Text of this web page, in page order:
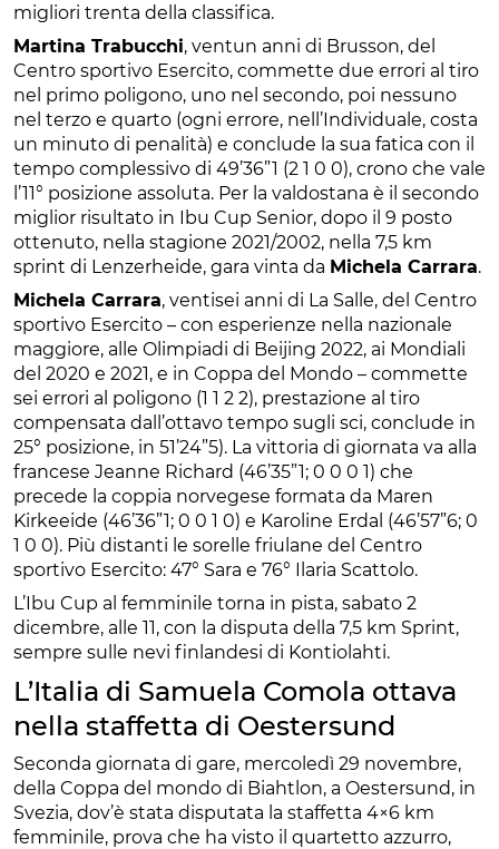
migliori trenta della classifica.
Martina Trabucchi, ventun anni di Brusson, del
Centro sportivo Esercito, commette due errori al tiro
nel primo poligono, uno nel secondo, poi nessuno
nel terzo e quarto (ogni errore, nell’Individuale, costa
un minuto di penalità) e conclude la sua fatica con il
tempo complessivo di 49’36”1 (2 1 0 0), crono che vale
l’11° posizione assoluta. Per la valdostana è il secondo
miglior risultato in Ibu Cup Senior, dopo il 9 posto
ottenuto, nella stagione 2021/2002, nella 7,5 km
sprint di Lenzerheide, gara vinta da Michela Carrara.
Michela Carrara, ventisei anni di La Salle, del Centro
sportivo Esercito – con esperienze nella nazionale
maggiore, alle Olimpiadi di Beijing 2022, ai Mondiali
del 2020 e 2021, e in Coppa del Mondo – commette
sei errori al poligono (1 1 2 2), prestazione al tiro
compensata dall’ottavo tempo sugli sci, conclude in
25° posizione, in 51’24”5). La vittoria di giornata va alla
francese Jeanne Richard (46’35”1; 0 0 0 1) che
precede la coppia norvegese formata da Maren
Kirkeeide (46’36”1; 0 0 1 0) e Karoline Erdal (46’57”6; 0
1 0 0). Più distanti le sorelle friulane del Centro
sportivo Esercito: 47° Sara e 76° Ilaria Scattolo.
L’Ibu Cup al femminile torna in pista, sabato 2
dicembre, alle 11, con la disputa della 7,5 km Sprint,
sempre sulle nevi finlandesi di Kontiolahti.
L’Italia di Samuela Comola ottava
nella staffetta di Oestersund
Seconda giornata di gare, mercoledì 29 novembre,
della Coppa del mondo di Biahtlon, a Oestersund, in
Svezia, dov’è stata disputata la staffetta 4×6 km
femminile, prova che ha visto il quartetto azzurro,